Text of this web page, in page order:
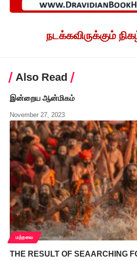
நடக்கவிருக்கும்
Also Read
இன்றைய ஆன்மிகம்
November 27, 2023
மற்றவை
THE RESULT OF SEAARCHING